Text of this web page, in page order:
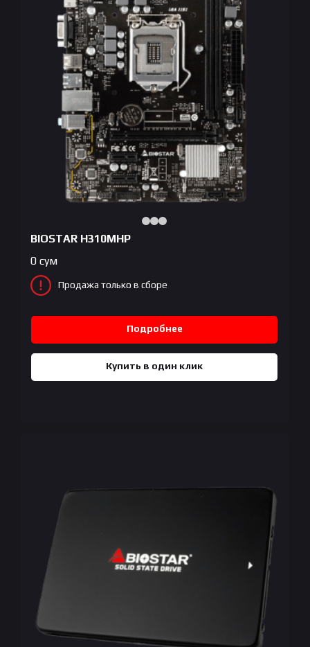
BIOSTAR H310MHP
0 сум
Продажа только в сборе
Подробнее
Купить в один клик